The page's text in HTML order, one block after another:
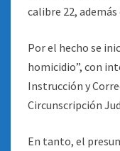
calibre 22, además
Por el hecho se
homicidio”, con
Instrucción y
Circunscripción
En tanto, el